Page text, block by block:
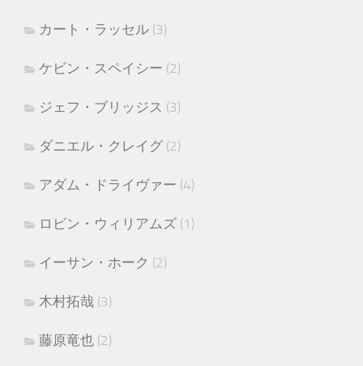
カート・ラッセル (3)
ケビン・スペイシー (2)
ジェフ・ブリッジス (3)
ダニエル・クレイグ (2)
アダム・ドライヴァー (4)
ロビン・ウィリアムズ (1)
イーサン・ホーク (2)
木村拓哉 (3)
藤原竜也 (2)